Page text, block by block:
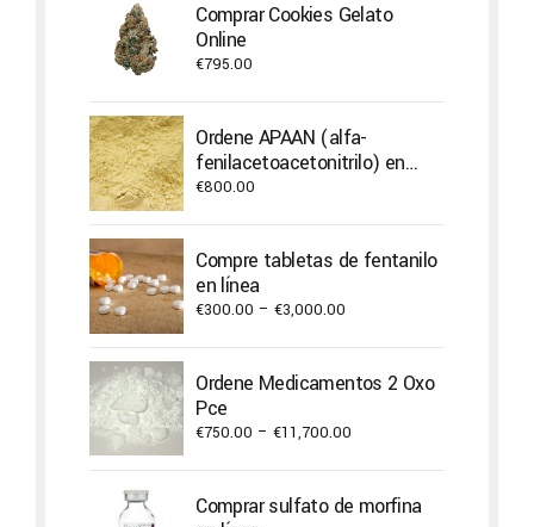
Comprar Cookies Gelato
Online
€795.00
Ordene APAAN (alfa-
fenilacetoacetonitrilo) en
línea
€800.00
Compre tabletas de fentanilo
en línea
€300.00 – €3,000.00
through
Ordene Medicamentos 2 Oxo
Pce
€750.00 – €11,700.00
through
Comprar sulfato de morfina